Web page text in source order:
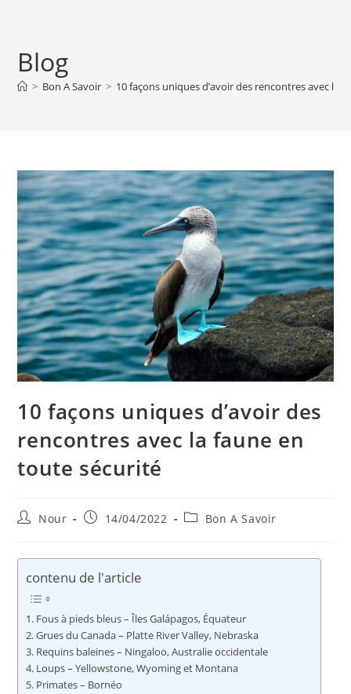
Blog
> Bon A Savoir > 10 façons uniques d’avoir des rencontres avec la
10 façons uniques d’avoir des
rencontres avec la faune en
toute sécurité
Auteur/autrice
publication :
Nour
Publication
14/04/2022
PostBon A Savoir
contenu de l'article
Fous à pieds bleus – Îles Galápagos, Équateur
Grues du Canada – Platte River Valley, Nebraska
Requins baleines – Ningaloo, Australie occidentale
Loups – Yellowstone, Wyoming et Montana
Primates – Bornéo